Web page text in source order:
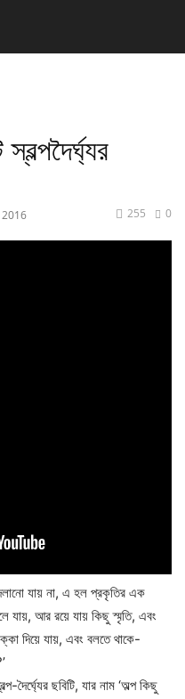
0
255
যায় না, এ হল প্রকৃতির এক
যায়, আর রয়ে যায় কিছু স্মৃতি, এবং
দিয়ে যায়, এবং বলতে থাকে-
ছবিটি, যার নাম ‘অল্প কিছু